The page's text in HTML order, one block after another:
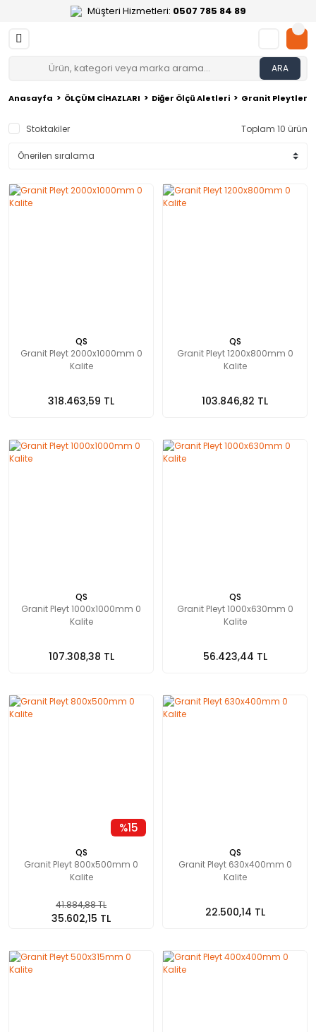
Müşteri Hizmetleri: 0507 785 84 89
ARA
Anasayfa ÖLÇÜM CİHAZLARI Diğer Ölçü Aletleri Granit Pleytler
Stoktakiler Toplam 10 ürün
QS
Granit Pleyt 2000x1000mm 0
Kalite
318.463,59 TL
QS
Granit Pleyt 1200x800mm 0
Kalite
103.846,82 TL
QS
Granit Pleyt 1000x1000mm 0
Kalite
107.308,38 TL
QS
Granit Pleyt 1000x630mm 0
Kalite
56.423,44 TL
%15
QS
Granit Pleyt 800x500mm 0
Kalite
41.884,88 TL
35.602,15 TL
QS
Granit Pleyt 630x400mm 0
Kalite
22.500,14 TL